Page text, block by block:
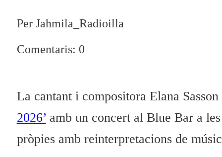
Per Jahmila_Radioilla
Comentaris: 0
La cantant i compositora Elana
2026’amb un concert al Blue Bar a
pròpies amb reinterpretacions de